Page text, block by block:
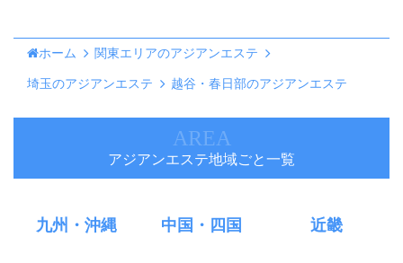
ホーム 関東エリアのアジアンエステ
埼玉のアジアンエステ 越谷・春日部のアジアンエステ
AREA
アジアンエステ地域ごと一覧
九州・沖縄 中国・四国 近畿